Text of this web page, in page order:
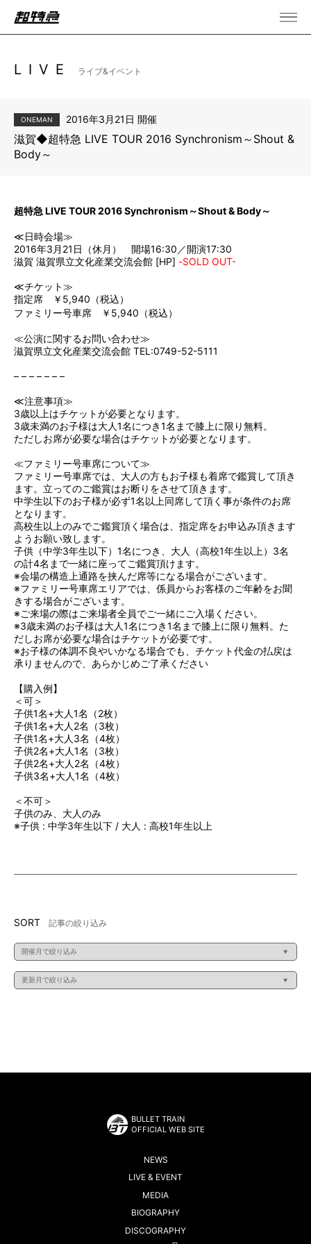
LIVE ライブ&イベント
ONEMAN 2016年3月21日 開催
滋賀◆超特急 LIVE TOUR 2016 Synchronism～Shout &
Body～
超特急 LIVE TOUR 2016 Synchronism～Shout & Body～
≪日時会場≫
2016年3月21日（休月） 開場16:30／開演17:30
滋賀 滋賀県立文化産業交流会館 [HP] -SOLD OUT-
≪チケット≫
指定席 ￥5,940（税込）
ファミリー号車席 ￥5,940（税込）
≪公演に関するお問い合わせ≫
滋賀県立文化産業交流会館 TEL:0749-52-5111
– – – – – – –
≪注意事項≫
3歳以上はチケットが必要となります。
3歳未満のお子様は大人1名につき1名まで膝上に限り無料。
ただしお席が必要な場合はチケットが必要となります。
≪ファミリー号車席について≫
ファミリー号車席では、大人の方もお子様も着席で鑑賞して頂き
ます。立ってのご鑑賞はお断りをさせて頂きます。
中学生以下のお子様が必ず1名以上同席して頂く事が条件のお席
となります。
高校生以上のみでご鑑賞頂く場合は、指定席をお申込み頂きます
ようお願い致します。
子供（中学3年生以下）1名につき、大人（高校1年生以上）3名
の計4名まで一緒に座ってご鑑賞頂けます。
※会場の構造上通路を挟んだ席等になる場合がございます。
※ファミリー号車席エリアでは、係員からお客様のご年齢をお聞
きする場合がございます。
※ご来場の際はご来場者全員でご一緒にご入場ください。
※3歳未満のお子様は大人1名につき1名まで膝上に限り無料。た
だしお席が必要な場合はチケットが必要です。
※お子様の体調不良やいかなる場合でも、チケット代金の払戻は
承りませんので、あらかじめご了承ください
【購入例】
＜可＞
子供1名+大人1名（2枚）
子供1名+大人2名（3枚）
子供1名+大人3名（4枚）
子供2名+大人1名（3枚）
子供2名+大人2名（4枚）
子供3名+大人1名（4枚）
＜不可＞
子供のみ、大人のみ
※子供 : 中学3年生以下 / 大人 : 高校1年生以上
SORT 記事の絞り込み
BULLET TRAIN
OFFICIAL WEB SITE
NEWS
LIVE & EVENT
MEDIA
BIOGRAPHY
DISCOGRAPHY